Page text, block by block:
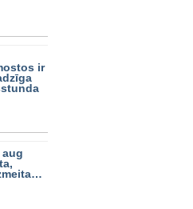
ir
aug